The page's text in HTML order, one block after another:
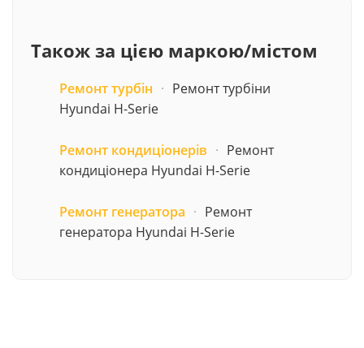
Також за цією маркою/містом
Ремонт турбін · Ремонт турбіни
Hyundai H-Serie
Ремонт кондиціонерів · Ремонт
кондиціонера Hyundai H-Serie
Ремонт генератора · Ремонт
генератора Hyundai H-Serie